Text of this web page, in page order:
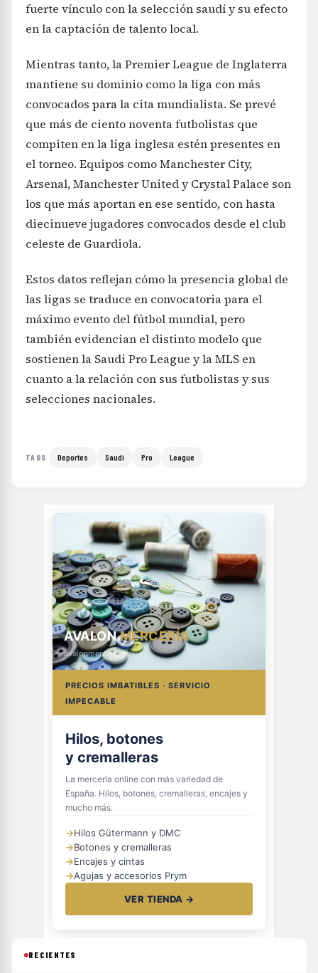
fuerte vínculo con la selección saudí y su efecto
en la captación de talento local.
Mientras tanto, la Premier League de Inglaterra
mantiene su dominio como la liga con más
convocados para la cita mundialista. Se prevé
que más de ciento noventa futbolistas que
compiten en la liga inglesa estén presentes en
el torneo. Equipos como Manchester City,
Arsenal, Manchester United y Crystal Palace son
los que más aportan en ese sentido, con hasta
diecinueve jugadores convocados desde el club
celeste de Guardiola.
Estos datos reflejan cómo la presencia global de
las ligas se traduce en convocatoria para el
máximo evento del fútbol mundial, pero
también evidencian el distinto modelo que
sostienen la Saudi Pro League y la MLS en
cuanto a la relación con sus futbolistas y sus
selecciones nacionales.
TAGS Deportes Saudi Pro League
AVALONMERCERÍA
avalonmerceria.es
PRECIOS IMBATIBLES · SERVICIO
IMPECABLE
Hilos, botones
y cremalleras
La mercería online con más variedad de
España. Hilos, botones, cremalleras, encajes y
mucho más.
→Hilos Gütermann y DMC
→Botones y cremalleras
→Encajes y cintas
→Agujas y accesorios Prym
VER TIENDA →
RECIENTES